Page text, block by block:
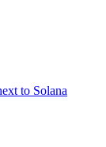
to Solana